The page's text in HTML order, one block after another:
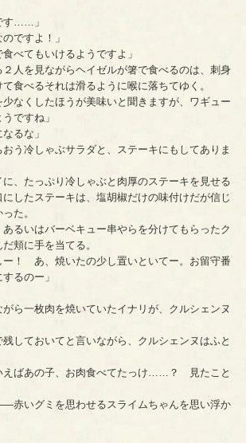
す……」
ですよ！」
べてもいけるようですよ」
人を見ながらヘイゼルが箸で食べるのは、刺身
食べるそれは滑るように喉に落ちてゆく。
少なくしたほうが美味いと聞きますが、ワギュー
ですね」
るな」
う冷しゃぶサラダと、ステーキにもしてありま
、たっぷり冷しゃぶと肉厚のステーキを見せる
したステーキは、塩胡椒だけの味付けだが信じ
た。
るいはバーベキュー串やらを分けてもらったク
頬に手を当てる。
ー！ あ、焼いたの少し置いといてー。お留守番
るのー」
ら一枚肉を焼いていたイナリが、クルシェンヌ
しておいてと言いながら、クルシェンヌはふと
ばあの子、お肉食べてたっけ……？ 見たこと
赤いグミを思わせるスライムちゃんを思い浮か